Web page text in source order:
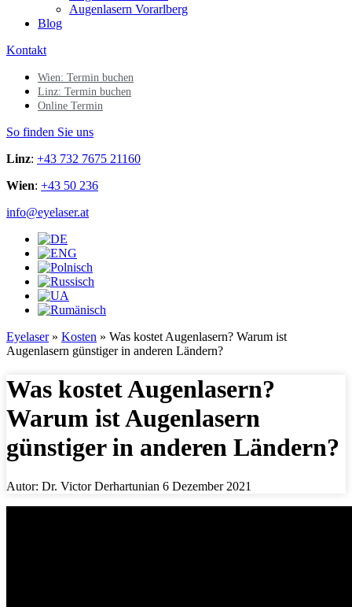
Augenlasern Vorarlberg
Blog
Kontakt
Wien: Termin buchen
Linz: Termin buchen
Online Termin
So finden Sie uns
Linz: +43 732 7675 21160
Wien: +43 50 236
info@eyelaser.at
Eyelaser» Kosten » Was kostet Augenlasern? Warum ist
Augenlasern günstiger in anderen Ländern?
Was kostet Augenlasern?
Warum ist Augenlasern
günstiger in anderen Ländern?
Autor: Dr. Victor Derhartunian 6 Dezember 2021